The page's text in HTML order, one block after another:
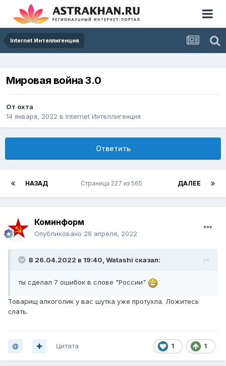
Internet Интеллигенция
Мировая война 3.0
От охта
14 января, 2022 в Internet Интеллигенция
Ответить
НАЗАД ДАЛЕЕ
Страница 227 из 565
Коминформ
Опубликовано 26 апреля, 2022
В 26.04.2022 в 19:40, Watashi сказал:
ты сделал 7 ошибок в слове "России"
Товарищ алкоголик у вас шутка уже протухла. Ложитесь
спать.
1 1
Цитата